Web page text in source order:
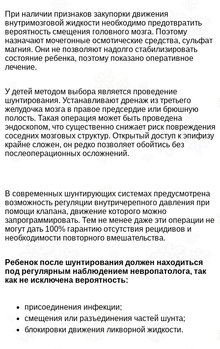
При наличии признаков закупорки движения
внутримозговой жидкости необходимо предотвратить
вероятность смещения головного мозга. Поэтому
назначают мочегонные осмотические средства, сульфат
магния. Они не позволяют надолго стабилизировать
состояние ребенка, поэтому показано оперативное
лечение.
У детей методом выбора является проведение
шунтирования. Устанавливают дренаж из третьего
желудочка мозга в правое предсердие или брюшную
полость. Такая операция может быть проведена
эндоскопом, что существенно снижает риск повреждения
соседних мозговых структур. Открытый доступ к эпифизу
крайне сложен, он редко позволяет обойтись без
послеоперационных осложнений.
В современных шунтирующих системах предусмотрена
возможность регуляции внутричерепного давления при
помощи клапана, движение которого можно
запрограммировать. Тем не менее даже эти операции не
могут дать 100% гарантию отсутствия рецидивов и
необходимости повторного вмешательства.
Ребенок после шунтирования должен находиться
под регулярным наблюдением невропатолога, так
как не исключена вероятность:
присоединения инфекции;
смещения или разъединения частей шунта;
блокировки движения ликворной жидкости.